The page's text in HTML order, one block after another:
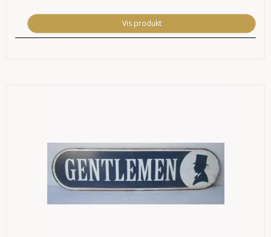
Vis produkt